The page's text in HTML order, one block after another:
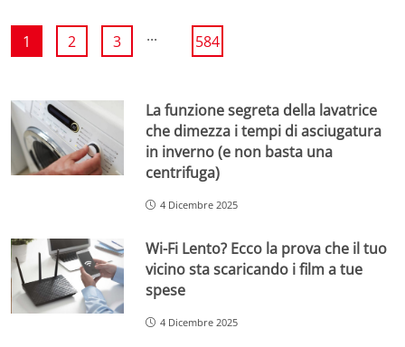
1 2 3 ... 584
La funzione segreta della lavatrice
che dimezza i tempi di asciugatura
in inverno (e non basta una
centrifuga)
4 Dicembre 2025
Wi-Fi Lento? Ecco la prova che il tuo
vicino sta scaricando i film a tue
spese
4 Dicembre 2025